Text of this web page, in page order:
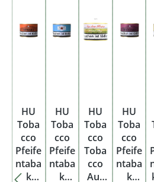
HU
Toba
cco
Pfeife
ntaba
k
HU
Toba
cco
Pfeife
ntaba
k
HU
Toba
cco
Toba
cco
Aus
HU
Toba
cco
Pfeife
ntaba
k